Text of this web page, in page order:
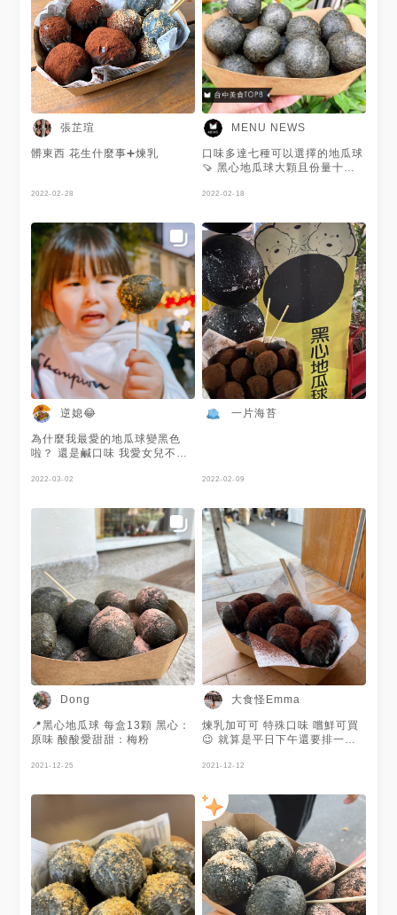
張芷瑄
髒東西 花生什麼事➕煉乳
2022-02-28
MENU NEWS
口味多達七種可以選擇的地瓜球
🍠 黑心地瓜球大顆且份量十
比一般地瓜球還厚一點😯 內裡Q
人生 提供美照🧡
2022-02-18
逆媳😂
為什麼我最愛的地瓜球變黑色
啦？ 還是鹹口味 我愛女兒不愛
2022-03-02
一片海苔
2022-02-09
Dong
📍黑心地瓜球 每盒13顆 黑心：
原味 酸酸愛甜甜：梅粉
2021-12-25
大食怪Emma
煉乳加可可 特殊口味 嚐鮮可買
😉 就算是平日下午還要排一陣
很不錯的！！
2021-12-12